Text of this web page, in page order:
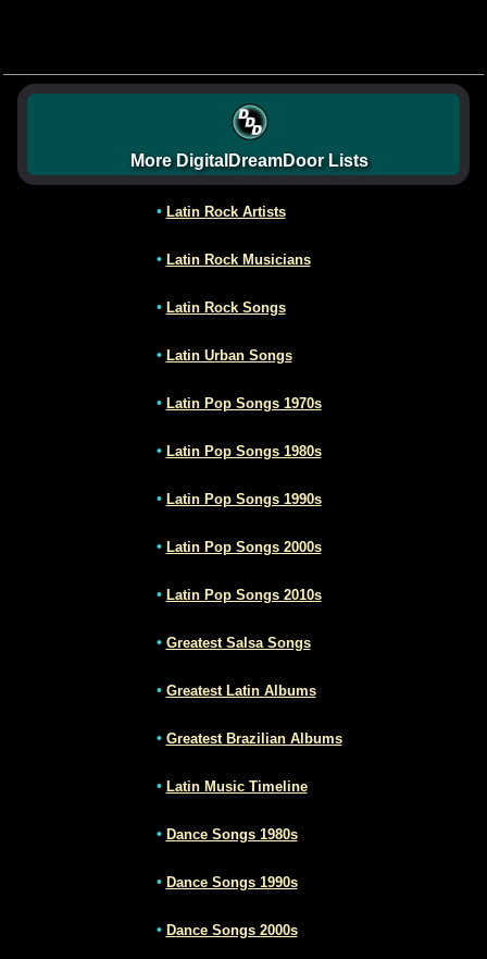
More DigitalDreamDoor Lists
• Latin Rock Artists
• Latin Rock Musicians
• Latin Rock Songs
• Latin Urban Songs
• Latin Pop Songs 1970s
• Latin Pop Songs 1980s
• Latin Pop Songs 1990s
• Latin Pop Songs 2000s
• Latin Pop Songs 2010s
• Greatest Salsa Songs
• Greatest Latin Albums
• Greatest Brazilian Albums
• Latin Music Timeline
• Dance Songs 1980s
• Dance Songs 1990s
• Dance Songs 2000s